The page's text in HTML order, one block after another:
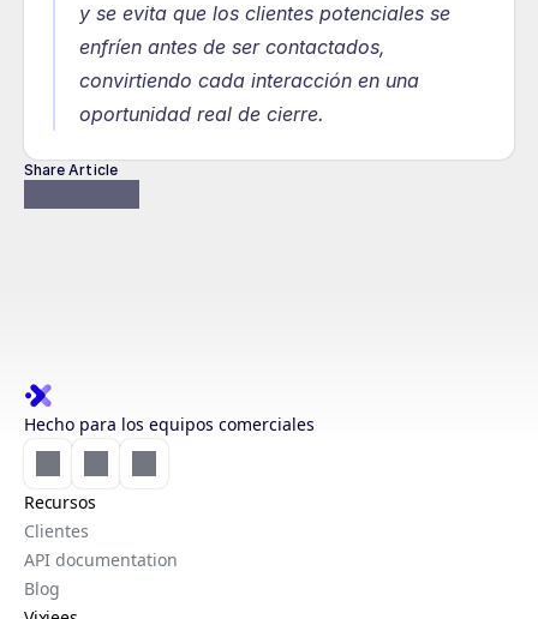
y se evita que los clientes potenciales se
enfríen antes de ser contactados,
convirtiendo cada interacción en una
oportunidad real de cierre.
Share Article
Hecho para los equipos comerciales
Recursos
Clientes
API documentation
Blog